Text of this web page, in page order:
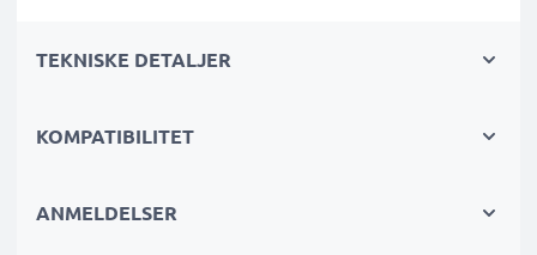
✔Ideel til: Studieoptagelser, video streaming,
✔100 % kompatibel
med Olympus SP500UZ, C300,
TEKNISKE DETALJER
KOMPATIBILITET
ANMELDELSER